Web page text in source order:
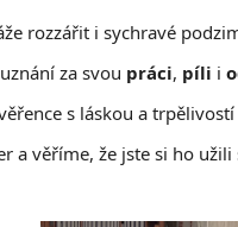
rozzářit i sychravé
za svou práci, píli i
s láskou a
a věříme, že jste si ho užili